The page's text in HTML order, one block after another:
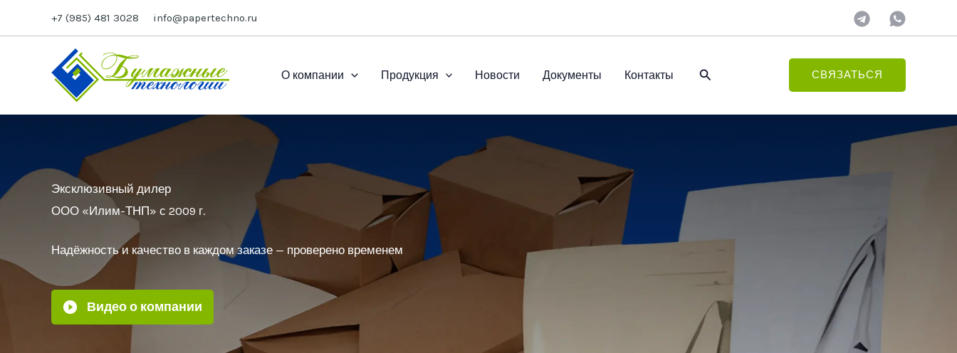
к
содержимому
+7 (985) 481 3028 info@papertechno.ru
О компании Продукция Новости Документы Контакты Поиск СВЯЗАТЬСЯ
Эксклюзивный дилер
ООО «Илим-ТНП» с 2009 г.
Надёжность и качество в каждом заказе — проверено временем
Видео о компании